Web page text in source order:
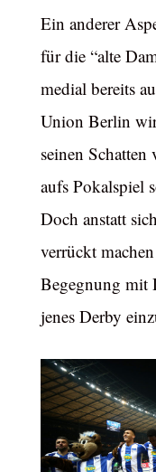
Ein anderer
für die “alte
medial bereits
Union Berlin
seinen
aufs Pokalspiel
Doch anstatt
verrückt
Begegnung mit
jenes Derby